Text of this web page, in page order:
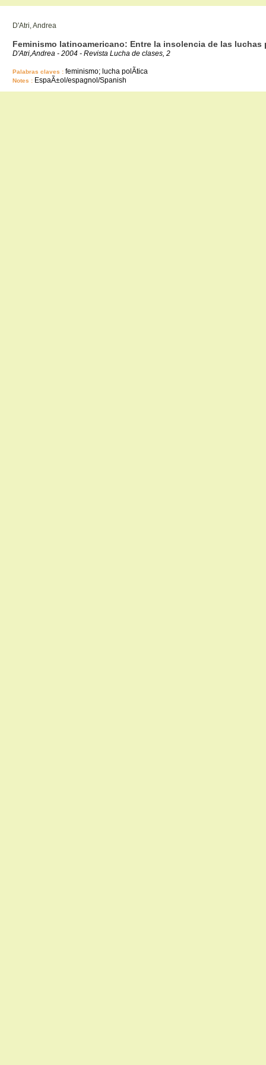
D'Atri, Andrea
Feminismo latinoamericano: Entre la insolencia de las
D'Atri,Andrea - 2004 - Revista Lucha de clases, 2
Palabras claves : feminismo; lucha polÃ­tica
Notes : EspaÃ±ol/espagnol/Spanish